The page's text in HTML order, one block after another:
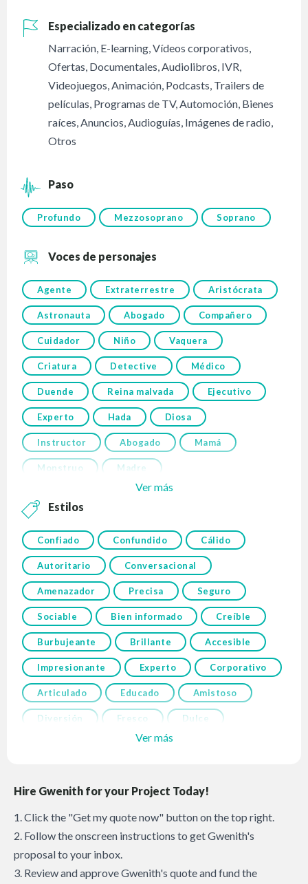
Especializado en categorías
Narración, E-learning,Vídeos corporativos,
Ofertas, Documentales,Audiolibros, IVR,
Videojuegos,Animación, Podcasts, Trailers de
películas, Programas de TV,Automoción, Bienes
raíces,Anuncios,Audioguías, Imágenes de radio,
Otros
Paso
Profundo Mezzosoprano Soprano
Voces de personajes
Agente Extraterrestre Aristócrata
Astronauta Abogado Compañero
Cuidador Niño Vaquera
Criatura Detective Médico
Duende Reina malvada Ejecutivo
Experto Hada Diosa
Instructor Abogado Mamá
Monstruo Madre
Ver más
Estilos
Confiado Confundido Cálido
Autoritario Conversacional
Amenazador Precisa Seguro
Sociable Bien informado Creíble
Burbujeante Brillante Accesible
Impresionante Experto Corporativo
Articulado Educado Amistoso
Diversión Fresco Dulce
Ver más
Hire Gwenith for your Project Today!
1. Click the "Get my quote now" button on the top right.
2. Follow the onscreen instructions to get Gwenith's
proposal to your inbox.
3. Review and approve Gwenith's quote and fund the